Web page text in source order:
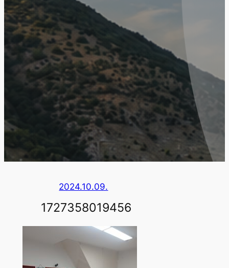
2024.10.09.
1727358019456